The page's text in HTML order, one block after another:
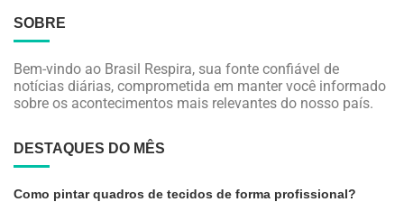
SOBRE
Bem-vindo ao Brasil Respira, sua fonte confiável de
notícias diárias, comprometida em manter você informado
sobre os acontecimentos mais relevantes do nosso país.
DESTAQUES DO MÊS
Como pintar quadros de tecidos de forma profissional?